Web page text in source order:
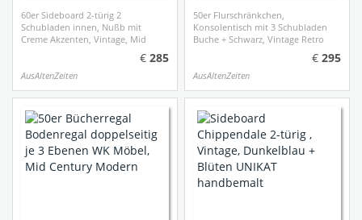
60er Sideboard 2-türig 2
Schubladen innen, Nußb mit
Creme Akzenten, Vintage, Mid
285
AusAltenZeiten
50er Flurschränkchen,
Konsolentisch mit 3 Schubladen
Buche + Schwarz, Vintage Retro
295
AusAltenZeiten